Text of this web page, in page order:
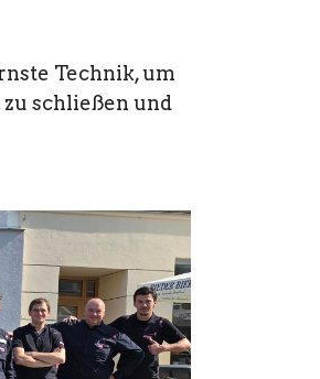
Technik, um
schließen und